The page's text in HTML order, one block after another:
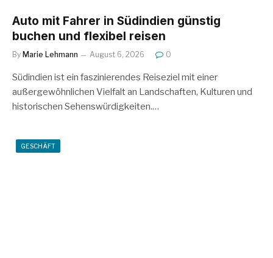
Auto mit Fahrer in Südindien günstig
buchen und flexibel reisen
By Marie Lehmann August 6, 2026 0
Südindien ist ein faszinierendes Reiseziel mit einer
außergewöhnlichen Vielfalt an Landschaften, Kulturen und
historischen Sehenswürdigkeiten.…
GESCHÄFT